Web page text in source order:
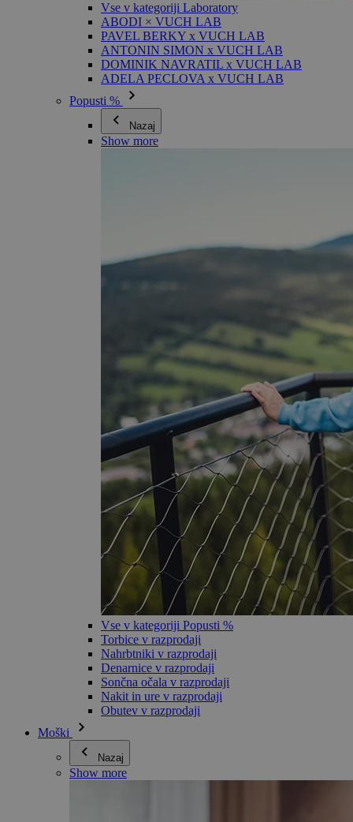
Vse v kategoriji Laboratory
ABODI × VUCH LAB
PAVEL BERKY x VUCH LAB
ANTONIN SIMON x VUCH LAB
DOMINIK NAVRATIL x VUCH LAB
ADELA PECLOVA x VUCH LAB
Popusti %
Nazaj
Show more
Vse v kategoriji Popusti %
Torbice v razprodaji
Nahrbtniki v razprodaji
Denarnice v razprodaji
Sončna očala v razprodaji
Nakit in ure v razprodaji
Obutev v razprodaji
Moški
Nazaj
Show more